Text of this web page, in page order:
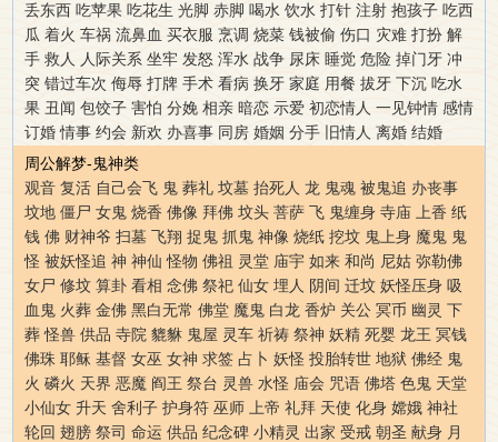
丢东西 吃苹果 吃花生 光脚 赤脚 喝水 饮水 打针 注射 抱孩子 吃西
瓜 着火 车祸 流鼻血 买衣服 烹调 烧菜 钱被偷 伤口 灾难 打扮 解
手 救人 人际关系 坐牢 发怒 浑水 战争 尿床 睡觉 危险 掉门牙 冲
突 错过车次 侮辱 打牌 手术 看病 换牙 家庭 用餐 拔牙 下沉 吃水
果 丑闻 包饺子 害怕 分娩 相亲 暗恋 示爱 初恋情人 一见钟情 感情
订婚 情事 约会 新欢 办喜事 同房 婚姻 分手 旧情人 离婚 结婚
周公解梦-鬼神类
观音 复活 自己会飞 鬼 葬礼 坟墓 抬死人 龙 鬼魂 被鬼追 办丧事
坟地 僵尸 女鬼 烧香 佛像 拜佛 坟头 菩萨 飞 鬼缠身 寺庙 上香 纸
钱 佛 财神爷 扫墓 飞翔 捉鬼 抓鬼 神像 烧纸 挖坟 鬼上身 魔鬼 鬼
怪 被妖怪追 神 神仙 怪物 佛祖 灵堂 庙宇 如来 和尚 尼姑 弥勒佛
女尸 修坟 算卦 看相 念佛 祭祀 仙女 埋人 阴间 迁坟 妖怪压身 吸
血鬼 火葬 金佛 黑白无常 佛堂 魔鬼 白龙 香炉 关公 冥币 幽灵 下
葬 怪兽 供品 寺院 貔貅 鬼屋 灵车 祈祷 祭神 妖精 死婴 龙王 冥钱
佛珠 耶稣 基督 女巫 女神 求签 占卜 妖怪 投胎转世 地狱 佛经 鬼
火 磷火 天界 恶魔 阎王 祭台 灵兽 水怪 庙会 咒语 佛塔 色鬼 天堂
小仙女 升天 舍利子 护身符 巫师 上帝 礼拜 天使 化身 嫦娥 神社
轮回 翅膀 祭司 命运 供品 纪念碑 小精灵 出家 受戒 朝圣 献身 月